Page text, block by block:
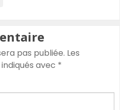
pas publiée. Les
avec *